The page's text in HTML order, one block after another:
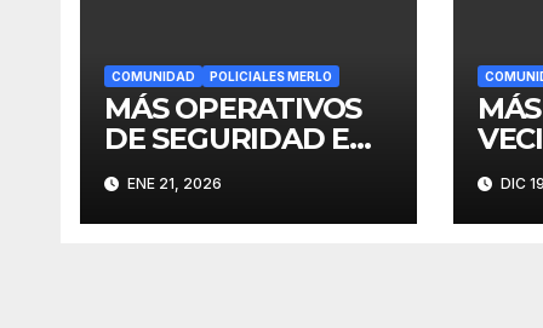
COMUNIDAD POLICIALES MERLO
MÁS OPERATIVOS
DE SEGURIDAD EN
MERLO
ENE 21, 2026
SEDIC